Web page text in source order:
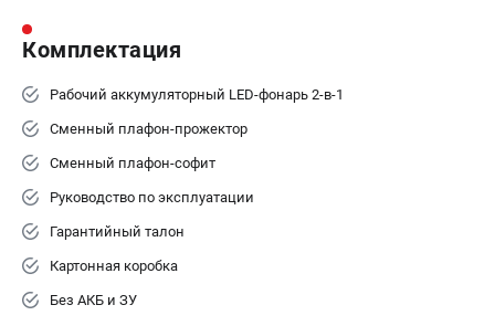
Принадлежности для триммеров
+7 (800) 550-70-46
Информация размещённая на сайте не является публичной
Комплектация
Рабочий аккумуляторный LED-фонарь 2-в-1
Сменный плафон-прожектор
Сменный плафон-софит
Руководство по эксплуатации
Гарантийный талон
Картонная коробка
Без АКБ и ЗУ